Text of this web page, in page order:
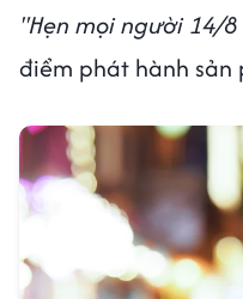
"Hẹn mọi người 14/
điểm phát hành sản